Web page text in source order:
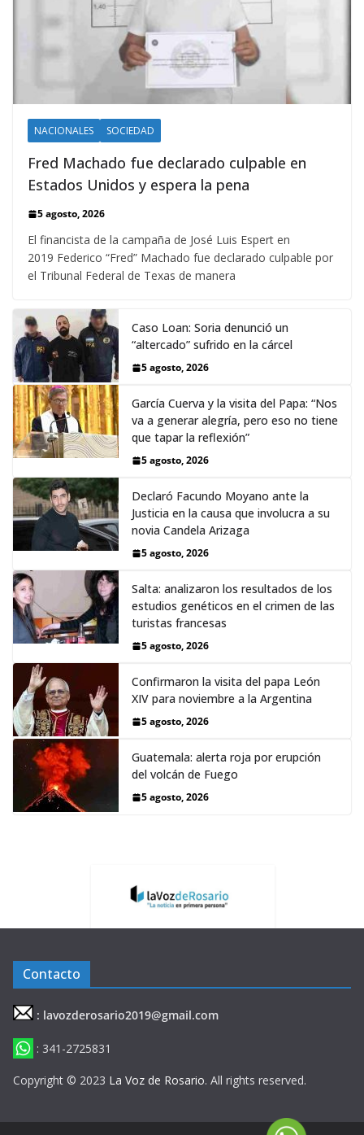
NACIONALES SOCIEDAD
Fred Machado fue declarado culpable en
Estados Unidos y espera la pena
5 agosto, 2026
El financista de la campaña de José Luis Espert en
2019 Federico “Fred” Machado fue declarado culpable por
el Tribunal Federal de Texas de manera
Caso Loan: Soria denunció un
“altercado” sufrido en la cárcel
5 agosto, 2026
García Cuerva y la visita del Papa: “Nos
va a generar alegría, pero eso no tiene
que tapar la reflexión”
5 agosto, 2026
Declaró Facundo Moyano ante la
Justicia en la causa que involucra a su
novia Candela Arizaga
5 agosto, 2026
Salta: analizaron los resultados de los
estudios genéticos en el crimen de las
turistas francesas
5 agosto, 2026
Confirmaron la visita del papa León
XIV para noviembre a la Argentina
5 agosto, 2026
Guatemala: alerta roja por erupción
del volcán de Fuego
5 agosto, 2026
Contacto
: lavozderosario2019@gmail.com
: 341-2725831
Copyright © 2023 La Voz de Rosario. All rights reserved.